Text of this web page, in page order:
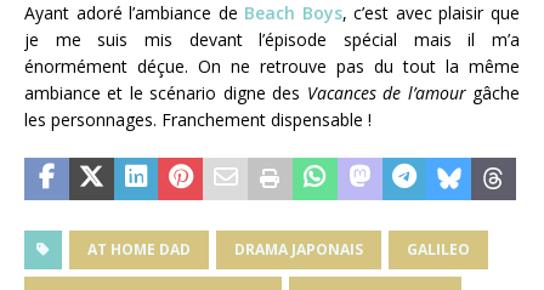
Ayant adoré l’ambiance de Beach Boys, c’est avec plaisir que
je me suis mis devant l’épisode spécial mais il m’a
énormément déçue. On ne retrouve pas du tout la même
ambiance et le scénario digne des Vacances de l’amourgâche
les personnages. Franchement dispensable !
AT HOME DAD DRAMA JAPONAIS GALILEO